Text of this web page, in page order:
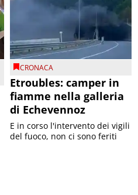
CRONACA
Etroubles: camper in
fiamme nella galleria
di Echevennoz
E in corso l'intervento dei vigili
del fuoco, non ci sono feriti